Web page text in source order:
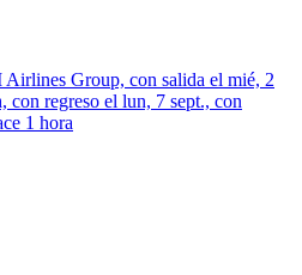
Group, con salida el mié, 2
con regreso el lun, 7 sept., con
1 hora